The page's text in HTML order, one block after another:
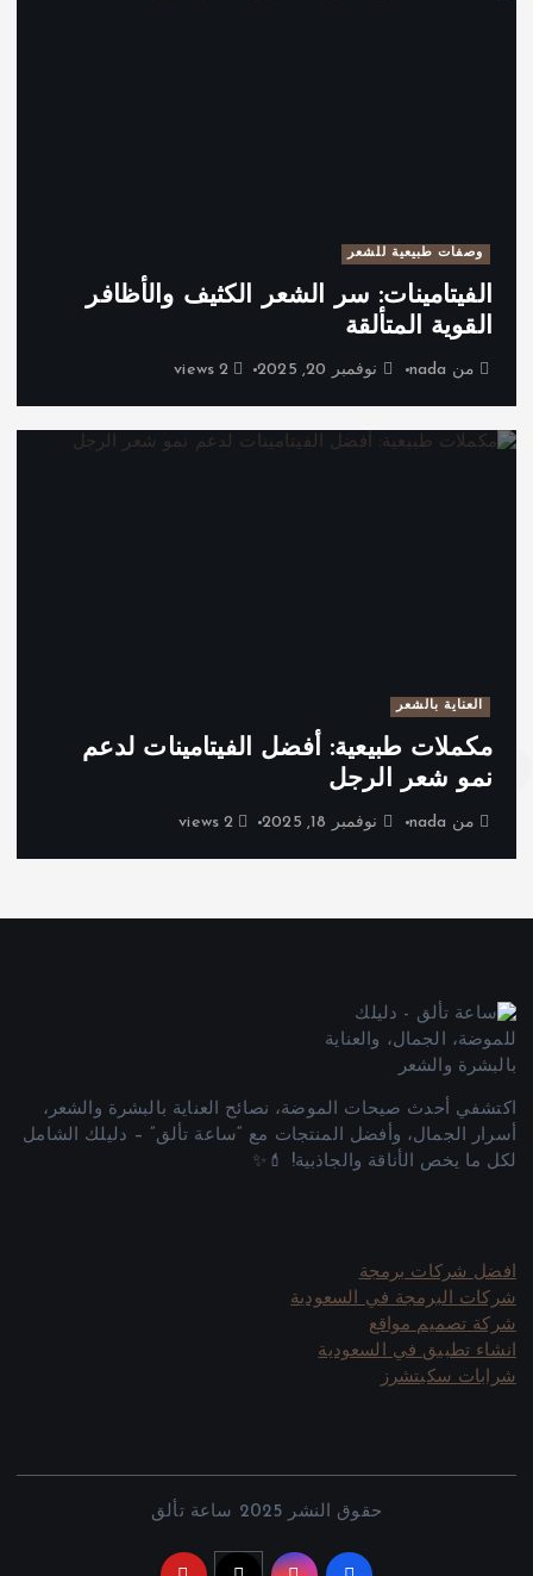
وصفات طبيعية للشعر
الفيتامينات: سر الشعر الكثيف والأظافر
القوية المتألقة
من nada نوفمبر 20, 2025
العناية بالشعر
مكملات طبيعية: أفضل الفيتامينات لدعم
نمو شعر الرجل
من nada نوفمبر 18, 2025
اكتشفي أحدث صيحات الموضة، نصائح العناية بالبشرة والشعر،
أسرار الجمال، وأفضل المنتجات مع “ساعة تألق” – دليلك الشامل
لكل ما يخص الأناقة والجاذبية! 💄✨
افضل شركات برمجة
شركات البرمجة في السعودية
شركة تصميم مواقع
انشاء تطبيق في السعودية
شرابات سكيتشرز
حقوق النشر 2025 ساعة تألق